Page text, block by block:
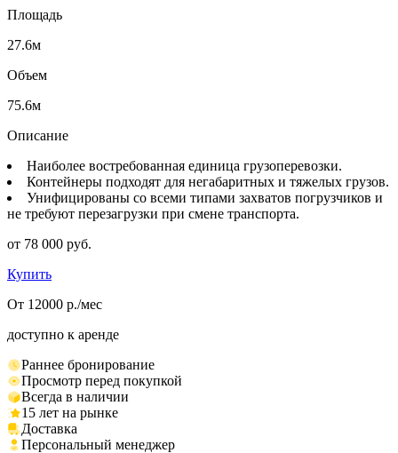
Площадь
27.6м
Объем
75.6м
Описание
Наиболее востребованная единица грузоперевозки.
Контейнеры подходят для негабаритных и тяжелых грузов.
Унифицированы со всеми типами захватов погрузчиков и
не требуют перезагрузки при смене транспорта.
от 78 000 руб.
Купить
От 12000 р./мес
доступно к аренде
Раннее бронирование
Просмотр перед покупкой
Всегда в наличии
15 лет на рынке
Доставка
Персональный менеджер